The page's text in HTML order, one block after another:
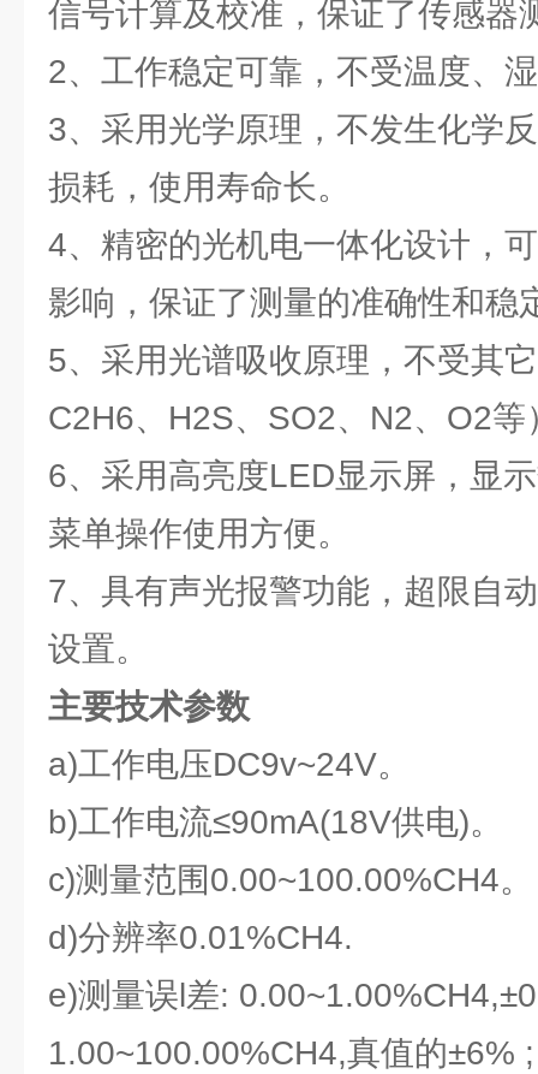
信号计算及校准，保证了传感器
2、工作稳定可靠，不受温度、
3、采用光学原理，不发生化学
损耗，使用寿命长。
4、精密的光机电一体化设计，
影响，保证了测量的准确性和稳
5、采用光谱吸收原理，不受其
C2H6、H2S、SO2、N2、O2等
6、采用高亮度LED显示屏，显
菜单操作使用方便。
7、具有声光报警功能，超限自
设置。
主要技术参数
a)工作电压DC9v~24V。
b)工作电流≤90mA(18V供电)。
c)测量范围0.00~100.00%CH4。
d)分辨率0.01%CH4.
e)测量误l差:
1.00~100.00%CH4,真值的±6% ;